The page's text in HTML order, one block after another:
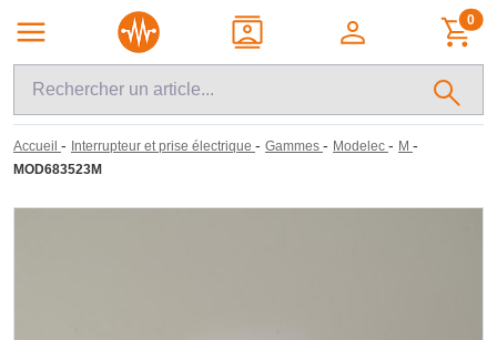
0
Accueil - Interrupteur et prise électrique - Gammes - Modelec - M -
MOD683523M